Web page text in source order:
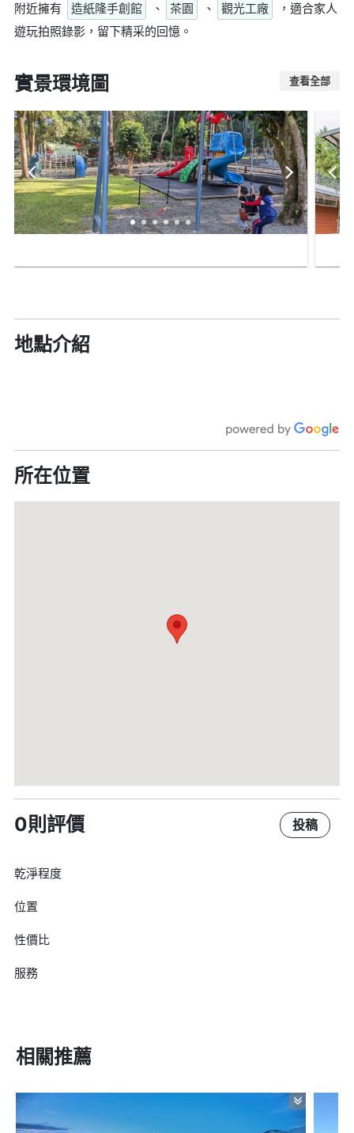
附近擁有 造紙隆手創館 、 茶園 、 觀光工廠
，適合家人
遊玩拍照錄影，留下精采的回憶。
實景環境圖 查看全部
地點介紹
所在位置
0則評價 投稿
乾淨程度
位置
性價比
服務
相關推薦